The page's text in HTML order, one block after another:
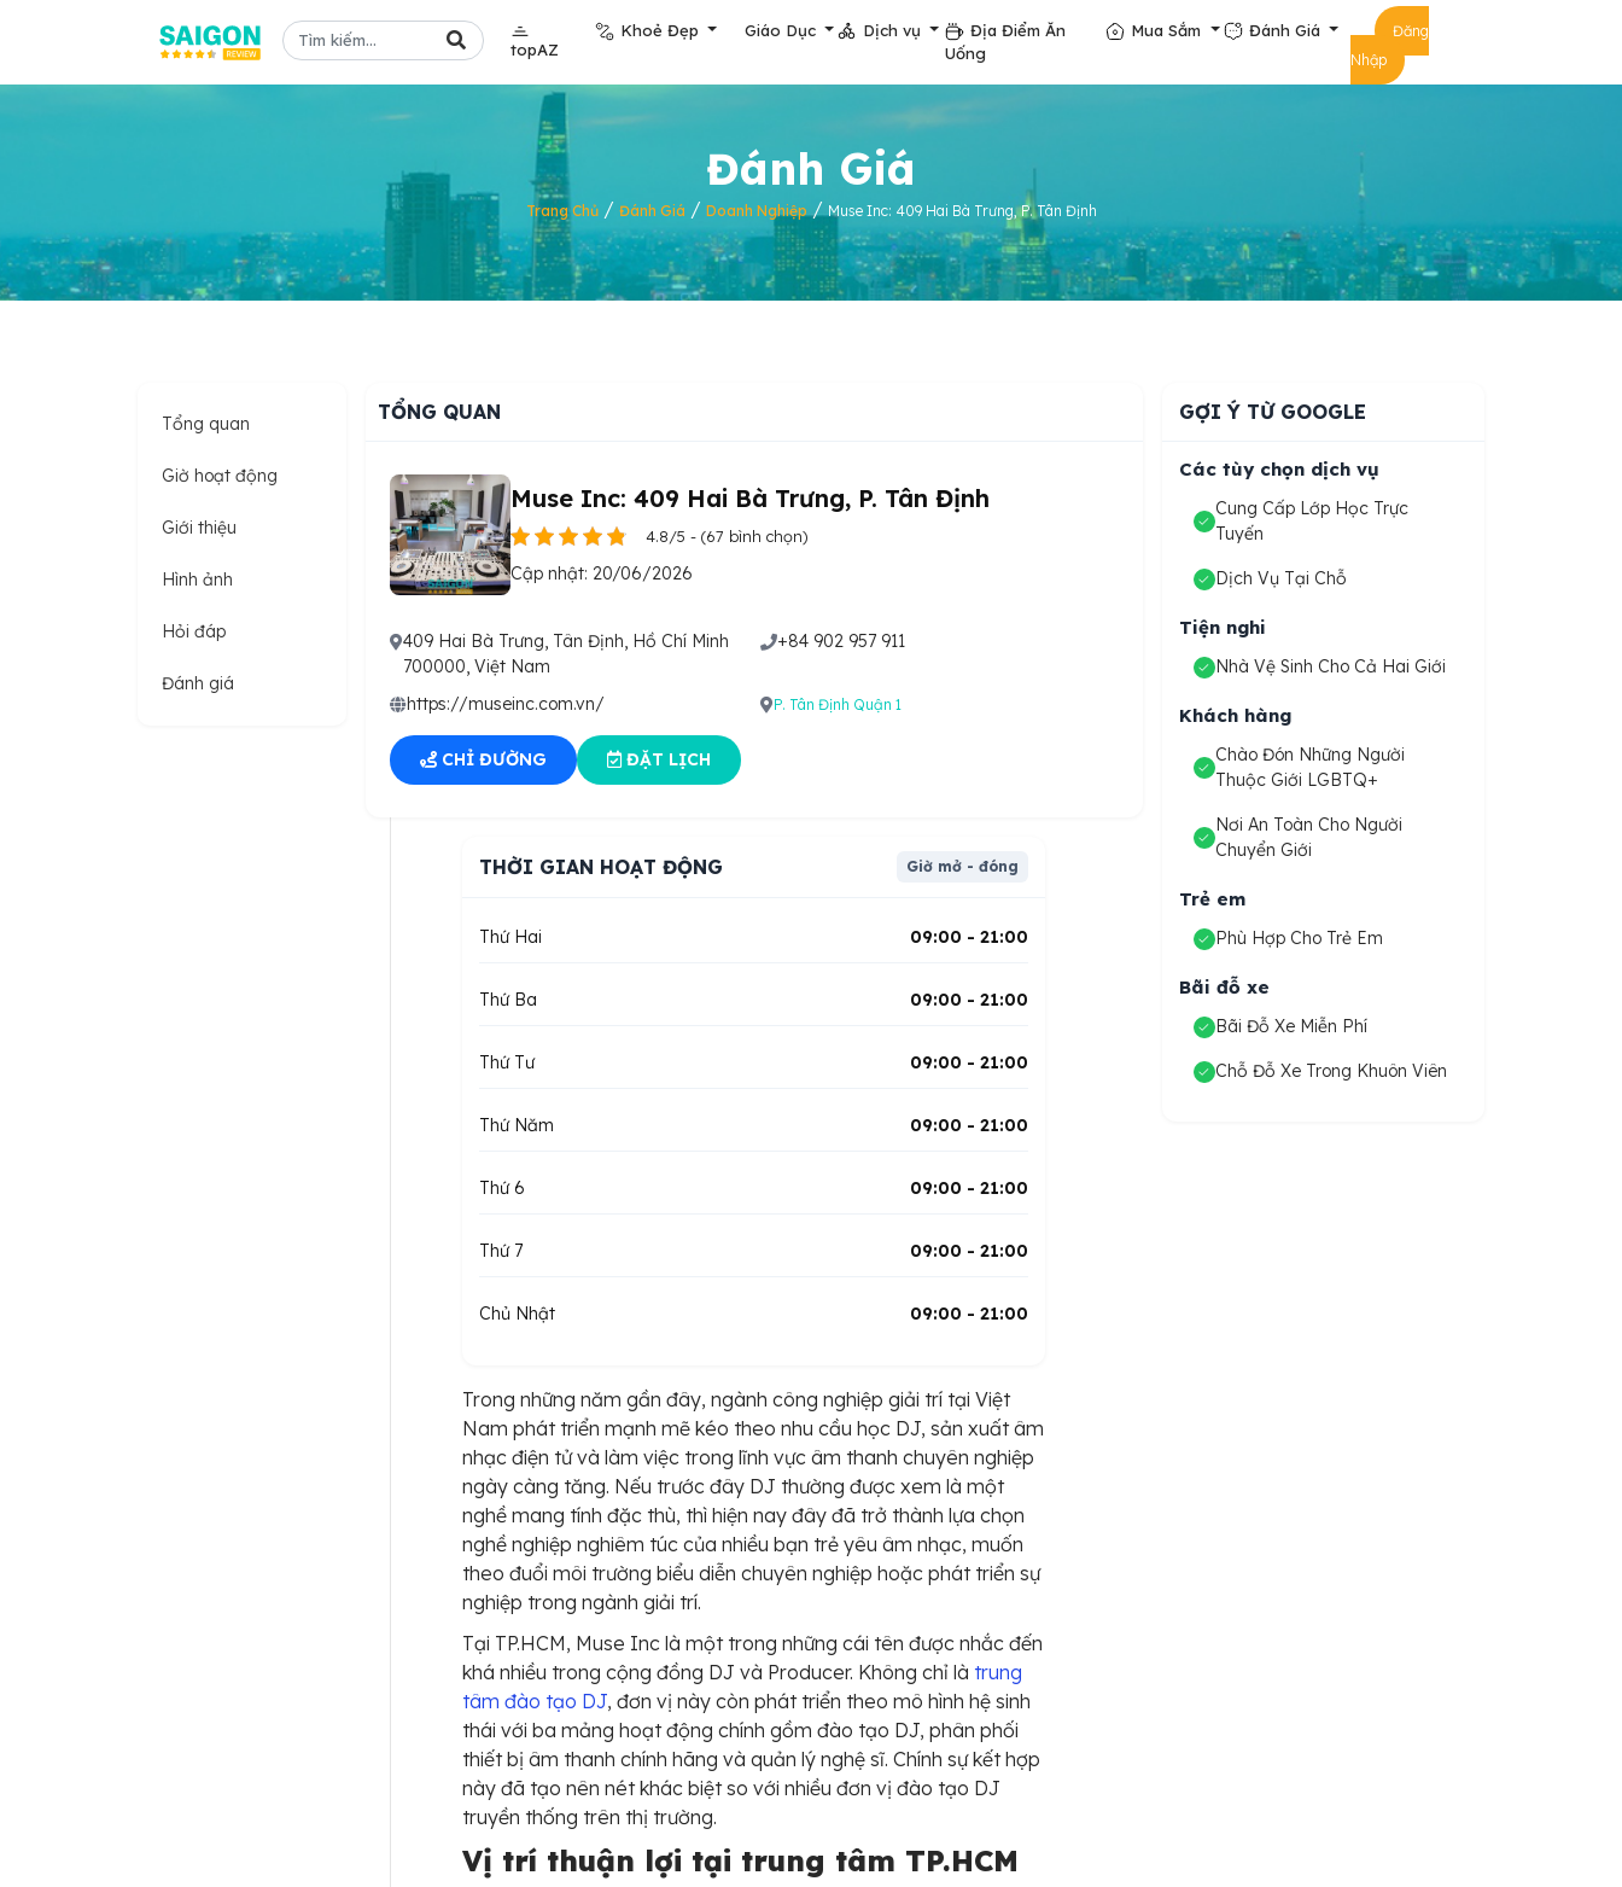
topAZ
Khoẻ Đẹp Giáo Dục Dịch vụ
Địa Điểm Ăn
Uống
Mua Sắm Đánh Giá
Đăng
Nhập
Đánh Giá
Trang Chủ/ Đánh Giá / Doanh Nghiệp/Muse Inc: 409 Hai Bà Trưng, P. Tân Định
Tổng quan
Giờ hoạt động
Giới thiệu
Hình ảnh
Hỏi đáp
Đánh giá
TỔNG QUAN
Muse Inc: 409 Hai Bà Trưng, P. Tân Định
4.8/5 - (67 bình chọn)
Cập nhật: 20/06/2026
409 Hai Bà Trưng, Tân Định, Hồ Chí Minh
700000, Việt Nam
+84 902 957 911
https://museinc.com.vn/ P. Tân Định Quận 1
CHỈ ĐƯỜNG ĐẶT LỊCH
THỜI GIAN HOẠT ĐỘNG Giờ mở - đóng
Thứ Hai 09:00 - 21:00
Thứ Ba 09:00 - 21:00
Thứ Tư 09:00 - 21:00
Thứ Năm 09:00 - 21:00
Thứ 6 09:00 - 21:00
Thứ 7 09:00 - 21:00
Chủ Nhật 09:00 - 21:00
Trong những năm gần đây, ngành công nghiệp giải trí tại Việt
Nam phát triển mạnh mẽ kéo theo nhu cầu học DJ, sản xuất âm
nhạc điện tử và làm việc trong lĩnh vực âm thanh chuyên nghiệp
ngày càng tăng. Nếu trước đây DJ thường được xem là một
nghề mang tính đặc thù, thì hiện nay đây đã trở thành lựa chọn
nghề nghiệp nghiêm túc của nhiều bạn trẻ yêu âm nhạc, muốn
theo đuổi môi trường biểu diễn chuyên nghiệp hoặc phát triển sự
nghiệp trong ngành giải trí.
Tại TP.HCM, Muse Inc là một trong những cái tên được nhắc đến
khá nhiều trong cộng đồng DJ và Producer. Không chỉ là trung
tâm đào tạo DJ, đơn vị này còn phát triển theo mô hình hệ sinh
thái với ba mảng hoạt động chính gồm đào tạo DJ, phân phối
thiết bị âm thanh chính hãng và quản lý nghệ sĩ. Chính sự kết hợp
này đã tạo nên nét khác biệt so với nhiều đơn vị đào tạo DJ
truyền thống trên thị trường.
Vị trí thuận lợi tại trung tâm TP.HCM
GỢI Ý TỪ GOOGLE
Các tùy chọn dịch vụ
Cung Cấp Lớp Học Trực
Tuyến
Dịch Vụ Tại Chỗ
Tiện nghi
Nhà Vệ Sinh Cho Cả Hai Giới
Khách hàng
Chào Đón Những Người
Thuộc Giới LGBTQ+
Nơi An Toàn Cho Người
Chuyển Giới
Trẻ em
Phù Hợp Cho Trẻ Em
Bãi đỗ xe
Bãi Đỗ Xe Miễn Phí
Chỗ Đỗ Xe Trong Khuôn Viên